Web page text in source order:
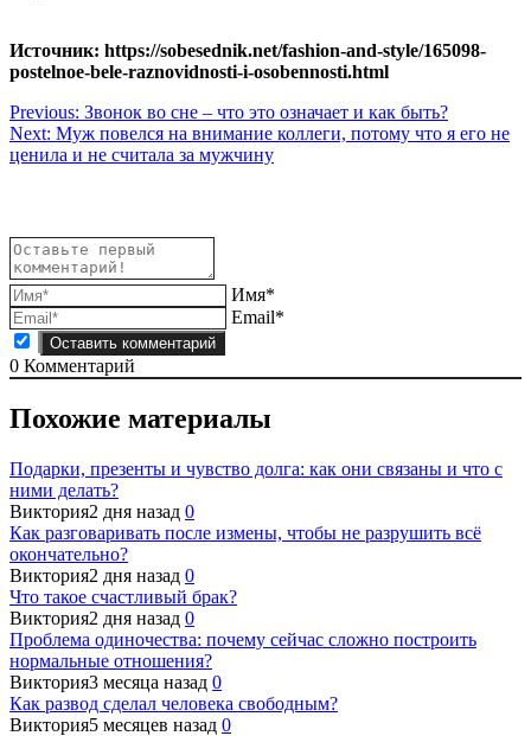
Источник: https://sobesednik.net/fashion-and-style/165098-
postelnoe-bele-raznovidnosti-i-osobennosti.html
Навигация
по
Previous: Звонок во сне – что это означает и как быть?
Next: Муж повелся на внимание коллеги, потому что я его не
ценила и не считала за мужчину
Имя*
Email*
0 Комментарий
Похожие материалы
Подарки, презенты и чувство долга: как они связаны и что с
ними делать?
Виктория2 дня назад 0
Как разговаривать после измены, чтобы не разрушить всё
окончательно?
Виктория2 дня назад 0
Что такое счастливый брак?
Виктория2 дня назад 0
Проблема одиночества: почему сейчас сложно построить
нормальные отношения?
Виктория3 месяца назад 0
Как развод сделал человека свободным?
Виктория5 месяцев назад 0